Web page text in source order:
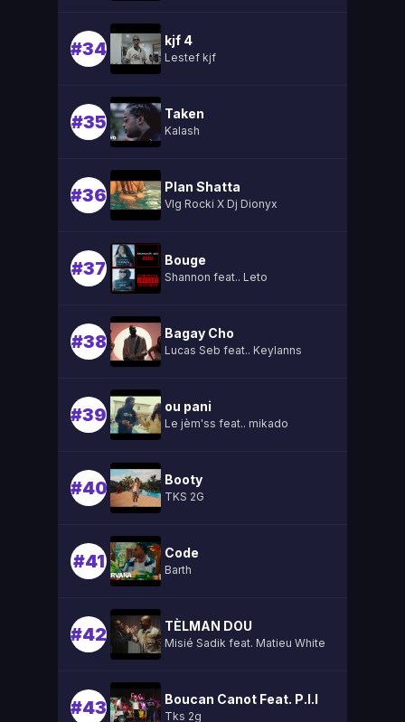
#34 kjf 4
Lestef kjf
#35 Taken
Kalash
#36 Plan Shatta
Vlg Rocki X Dj Dionyx
#37 Bouge
Shannon feat.. Leto
#38 Bagay Cho
Lucas Seb feat.. Keylanns
#39 ou pani
Le jèm'ss feat.. mikado
#40 Booty
TKS 2G
#41 Code
Barth
#42 TÈLMAN DOU
Misié Sadik feat. Matieu White
#43 Boucan Canot Feat. P.l.l
Tks 2g